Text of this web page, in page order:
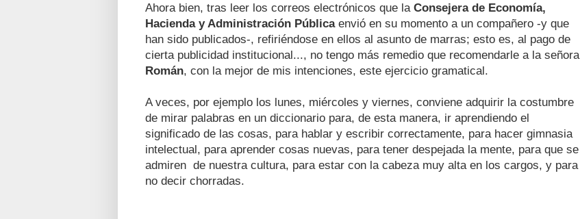
Ahora bien, tras leer los correos electrónicos que la Consejera de Economía,
Hacienda y Administración Públicaenvió en su momento a un compañero -y que
han sido publicados-, refiriéndose en ellos al asunto de marras; esto es, al pago de
cierta publicidad institucional..., no tengo más remedio que recomendarle a la señora
Román, con la mejor de mis intenciones, este ejercicio gramatical.
A veces, por ejemplo los lunes, miércoles y viernes, conviene adquirir la costumbre
de mirar palabras en un diccionario para, de esta manera, ir aprendiendo el
significado de las cosas, para hablar y escribir correctamente, para hacer gimnasia
intelectual, para aprender cosas nuevas, para tener despejada la mente, para que se
admiren de nuestra cultura, para estar con la cabeza muy alta en los cargos, y para
no decir chorradas.